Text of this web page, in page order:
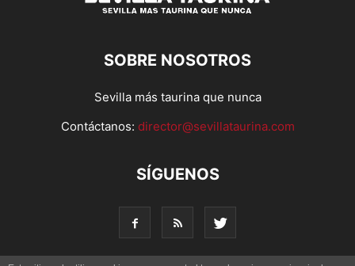
SOBRE NOSOTROS
Sevilla más taurina que nunca
Contáctanos: director@sevillataurina.com
SÍGUENOS